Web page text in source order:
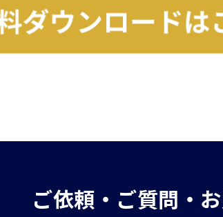
ご依頼・ご質問・